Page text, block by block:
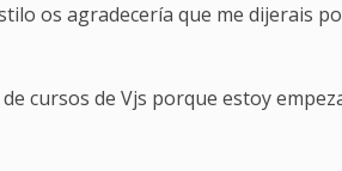
os agradecería que me dijerais
cursos de Vjs porque estoy